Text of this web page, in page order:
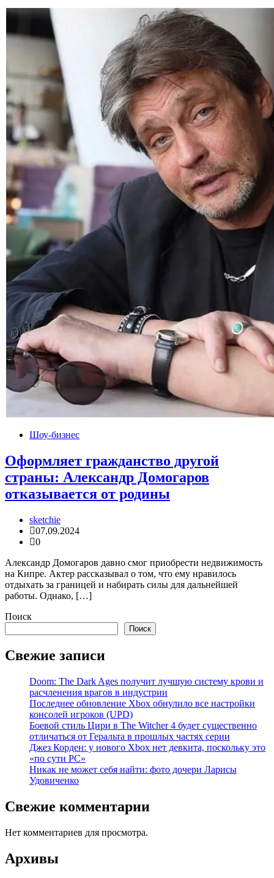
Шоу-бизнес
Оформляет гражданство другой
страны: Александр Домогаров
отказывается от родины
sketchie
07.09.2024
0
Александр Домогаров давно смог приобрести недвижимость
на Кипре. Актер рассказывал о том, что ему нравилось
отдыхать за границей и набирать силы для дальнейшей
работы. Однако, […]
Поиск
Поиск
Свежие записи
Doom: The Dark Ages получит лучшую систему крови и
расчленения врагов в индустрии
Последнее обновление Xbox обнулило все настройки
консолей игроков (UPD)
Боевой стиль Цири в The Witcher 4 будет существенно
отличаться от Геральта в прошлых частях серии
Джез Корден: у нового Xbox нет девкита, поскольку это
«по сути PC»
Никак не может себя найти: фото дочери Ларисы
Удовиченко
Свежие комментарии
Нет комментариев для просмотра.
Архивы